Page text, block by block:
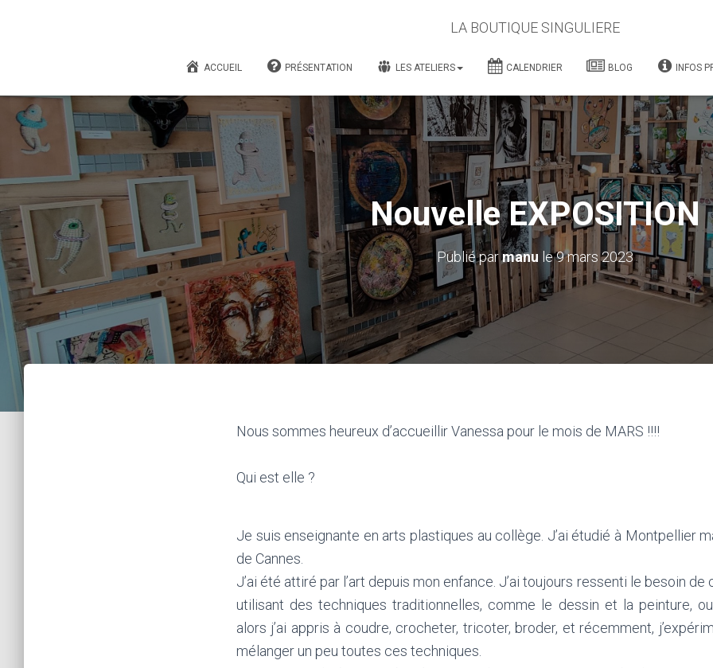
LA BOUTIQUE SINGULIERE
ACCUEIL PRÉSENTATION LES ATELIERS CALENDRIER BLOG INFOS
Nouvelle EXPOSITION
Publié parmanu le9 mars 2023
Nous sommes heureux d’accueillir Vanessa pour le mois de MARS !!!!
Qui est elle ?
Je suis enseignante en arts plastiques au collège. J’ai étudié à Montpellier
de Cannes.
J’ai été attiré par l’art depuis mon enfance. J’ai toujours ressenti le besoin
utilisant des techniques traditionnelles, comme le dessin et la peinture, ou
alors j’ai appris à coudre, crocheter, tricoter, broder, et récemment,
mélanger un peu toutes ces techniques.